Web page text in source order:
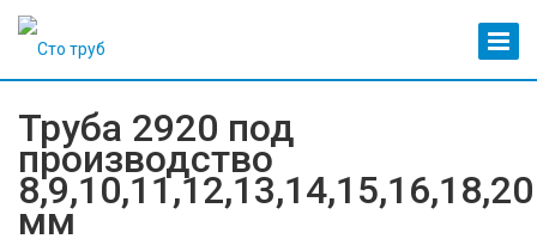
Труба 2920 под
производство
8,9,10,11,12,13,14,15,16,18,20
мм